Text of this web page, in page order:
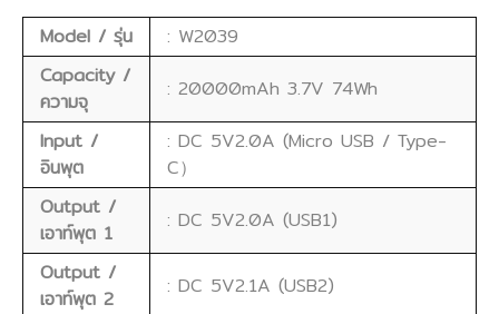
Model / รุ่น
: W2039
Capacity /
ความจุ
: 20000mAh 3.7V 74Wh
Input /
อินพุต
: DC 5V2.0A (Micro USB / Type-
C）
Output /
เอาท์พุต 1
: DC 5V2.0A (USB1)
Output /
เอาท์พุต 2
: DC 5V2.1A (USB2)